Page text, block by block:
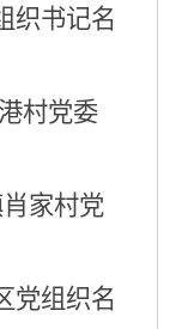
织书记名
村党委
肖家村党
党组织名